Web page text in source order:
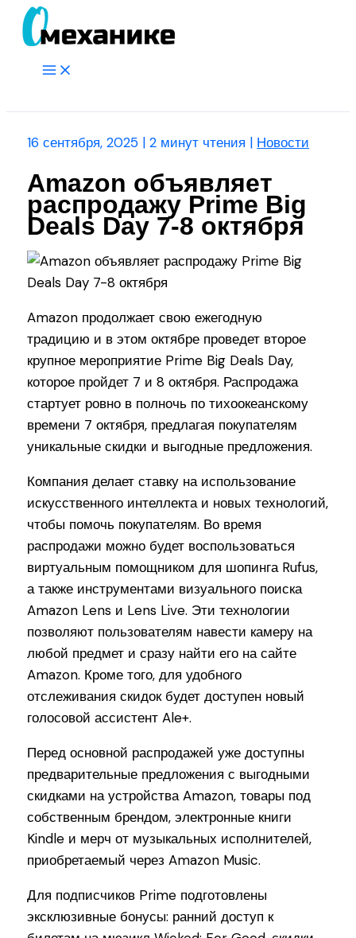
Перейти
Main
16 сентября, 2025 |2 минут чтения | Новости
Amazon объявляет
распродажу Prime Big
Deals Day 7-8 октября
Amazon продолжает свою ежегодную
традицию и в этом октябре проведет второе
крупное мероприятие Prime Big Deals Day,
которое пройдет 7 и 8 октября. Распродажа
стартует ровно в полночь по тихоокеанскому
времени 7 октября, предлагая покупателям
уникальные скидки и выгодные предложения.
Компания делает ставку на использование
искусственного интеллекта и новых технологий,
чтобы помочь покупателям. Во время
распродажи можно будет воспользоваться
виртуальным помощником для шопинга Rufus,
а также инструментами визуального поиска
Amazon Lens и Lens Live. Эти технологии
позволяют пользователям навести камеру на
любой предмет и сразу найти его на сайте
Amazon. Кроме того, для удобного
отслеживания скидок будет доступен новый
голосовой ассистент Ale+.
Перед основной распродажей уже доступны
предварительные предложения с выгодными
скидками на устройства Amazon, товары под
собственным брендом, электронные книги
Kindle и мерч от музыкальных исполнителей,
приобретаемый через Amazon Music.
Для подписчиков Prime подготовлены
эксклюзивные бонусы: ранний доступ к